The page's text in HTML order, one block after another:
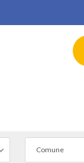
Comune